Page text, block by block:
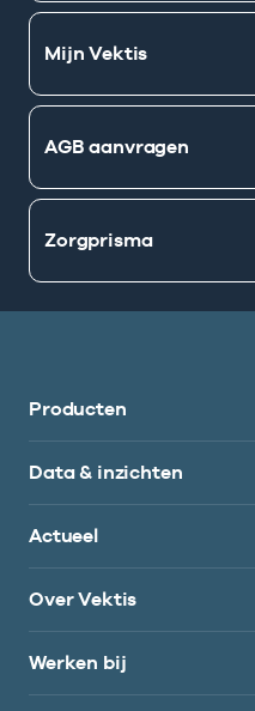
Mijn Vektis
AGB aanvragen
Zorgprisma
Producten
Data & inzichten
Actueel
Over Vektis
Werken bij